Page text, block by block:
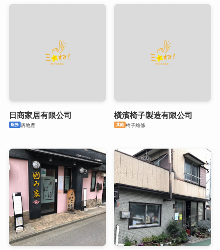
日商家居有限公司
服務 房地產
橫濱椅子製造有限公司
其他 椅子維修